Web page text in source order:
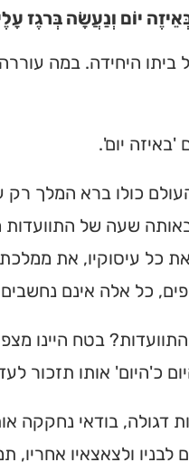
יוֹם וְנַעֲשָׂה בְּרגֶז
ביתו היחידה. במה
'באיזה יום'.
כולו ברא המלך רק
שעה של התוועדות
עיסוקיו, את ממלכתו
כל אלה אינם
בטח היינו
כ'היום' אותו תזכור
בודאי נחקקה
ולצאצאיו